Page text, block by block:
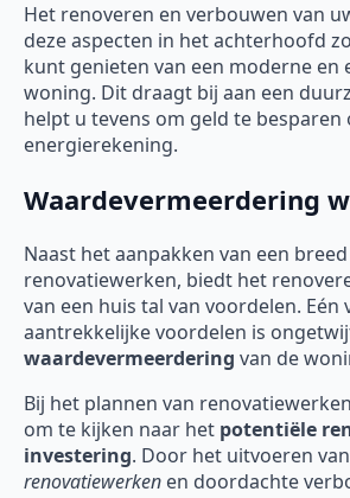
Het renoveren en verbouwen van
deze aspecten in het achterhoofd
kunt genieten van een moderne en
woning. Dit draagt bij aan een
helpt u tevens om geld te besparen
energierekening.
Waardevermeerdering
Naast het aanpakken van een
renovatiewerken, biedt het
van een huis tal van voordelen. Eén
aantrekkelijke voordelen is
waardevermeerdering van de
Bij het plannen van
om te kijken naar het potentiële
investering. Door het uitvoeren van
renovatiewerken en doordachte